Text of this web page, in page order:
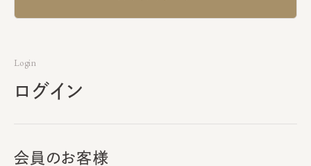
Login
ログイン
会員のお客様